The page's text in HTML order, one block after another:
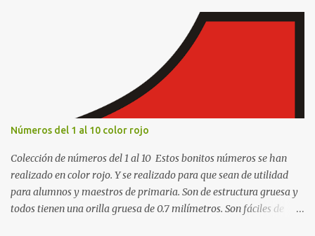
Números del 1 al 10 color rojo
Colección de números del 1 al 10 Estos bonitos números se han
realizado en color rojo. Y se realizado para que sean de utilidad
para alumnos y maestros de primaria. Son de estructura gruesa y
todos tienen una orilla gruesa de 0.7 milímetros. Son fáciles de